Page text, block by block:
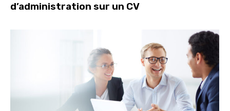
d’administration sur un CV